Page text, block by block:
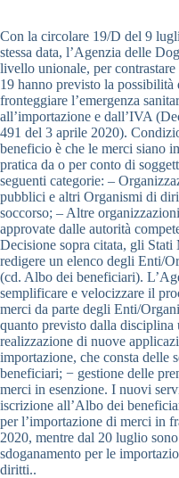
Con la circolare 19/D del 9
stessa data, l’Agenzia delle
livello unionale, per
19 hanno previsto la possibilità
fronteggiare l’emergenza
all’importazione e dall’IVA
491 del 3 aprile 2020).
beneficio è che le merci siano
pratica da o per conto di
seguenti categorie: –
pubblici e altri Organismi di
soccorso; – Altre
approvate dalle autorità
Decisione sopra citata, gli Stati
redigere un elenco degli Enti/
(cd. Albo dei beneficiari).
semplificare e velocizzare il
merci da parte degli Enti/
quanto previsto dalla disciplina
realizzazione di nuove
importazione, che consta delle
beneficiari; − gestione delle
merci in esenzione. I nuovi
iscrizione all’Albo dei
per l’importazione di merci in
2020, mentre dal 20 luglio
sdoganamento per le
diritti..